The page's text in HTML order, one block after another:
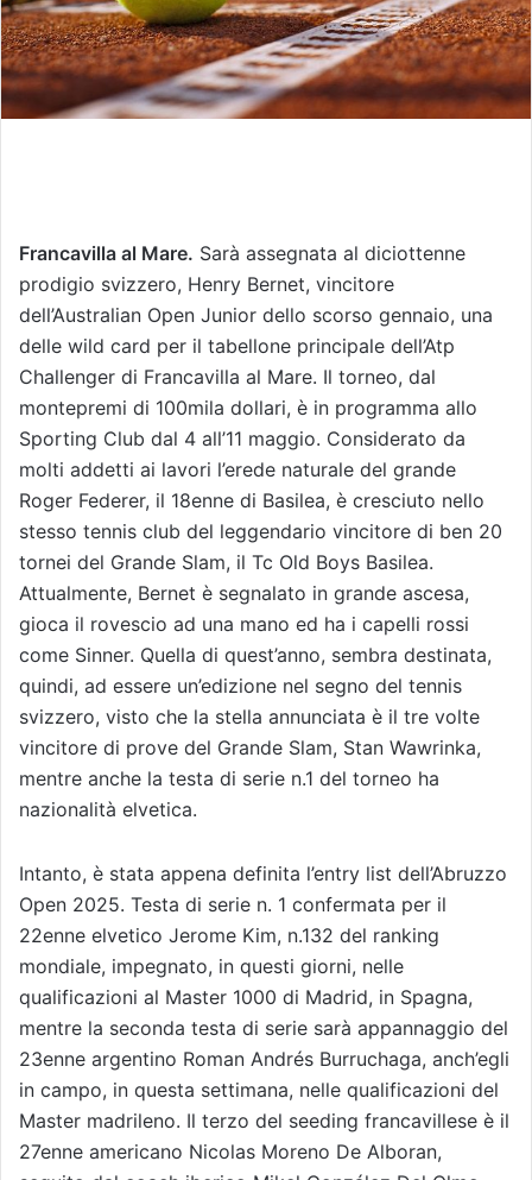
Francavilla al Mare. Sarà assegnata al diciottenne
prodigio svizzero, Henry Bernet, vincitore
dell’Australian Open Junior dello scorso gennaio, una
delle wild card per il tabellone principale dell’Atp
Challenger di Francavilla al Mare. Il torneo, dal
montepremi di 100mila dollari, è in programma allo
Sporting Club dal 4 all’11 maggio. Considerato da
molti addetti ai lavori l’erede naturale del grande
Roger Federer, il 18enne di Basilea, è cresciuto nello
stesso tennis club del leggendario vincitore di ben 20
tornei del Grande Slam, il Tc Old Boys Basilea.
Attualmente, Bernet è segnalato in grande ascesa,
gioca il rovescio ad una mano ed ha i capelli rossi
come Sinner. Quella di quest’anno, sembra destinata,
quindi, ad essere un’edizione nel segno del tennis
svizzero, visto che la stella annunciata è il tre volte
vincitore di prove del Grande Slam, Stan Wawrinka,
mentre anche la testa di serie n.1 del torneo ha
nazionalità elvetica.
Intanto, è stata appena definita l’entry list dell’Abruzzo
Open 2025. Testa di serie n. 1 confermata per il
22enne elvetico Jerome Kim, n.132 del ranking
mondiale, impegnato, in questi giorni, nelle
qualificazioni al Master 1000 di Madrid, in Spagna,
mentre la seconda testa di serie sarà appannaggio del
23enne argentino Roman Andrés Burruchaga, anch’egli
in campo, in questa settimana, nelle qualificazioni del
Master madrileno. Il terzo del seeding francavillese è il
27enne americano Nicolas Moreno De Alboran,